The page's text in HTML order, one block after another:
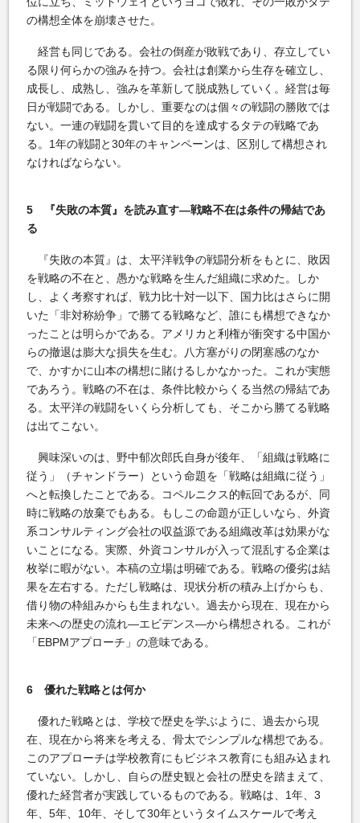
の構想全体を崩壊させた。
経営も同じである。会社の倒産が敗戦であり、存立してい
る限り何らかの強みを持つ。会社は創業から生存を確立し、
成長し、成熟し、強みを革新して脱成熟していく。経営は毎
日が戦闘である。しかし、重要なのは個々の戦闘の勝敗では
ない。一連の戦闘を貫いて目的を達成するタテの戦略であ
る。1年の戦闘と30年のキャンペーンは、区別して構想され
なければならない。
5 『失敗の本質』を読み直す―戦略不在は条件の帰結であ
る
『失敗の本質』は、太平洋戦争の戦闘分析をもとに、敗因
を戦略の不在と、愚かな戦略を生んだ組織に求めた。しか
し、よく考察すれば、戦力比十対一以下、国力比はさらに開
いた「非対称紛争」で勝てる戦略など、誰にも構想できなか
ったことは明らかである。アメリカと利権が衝突する中国か
らの撤退は膨大な損失を生む。八方塞がりの閉塞感のなか
で、かすかに山本の構想に賭けるしかなかった。これが実態
であろう。戦略の不在は、条件比較からくる当然の帰結であ
る。太平洋の戦闘をいくら分析しても、そこから勝てる戦略
は出てこない。
興味深いのは、野中郁次郎氏自身が後年、「組織は戦略に
従う」（チャンドラー）という命題を「戦略は組織に従う」
へと転換したことである。コペルニクス的転回であるが、同
時に戦略の放棄でもある。もしこの命題が正しいなら、外資
系コンサルティング会社の収益源である組織改革は効果がな
いことになる。実際、外資コンサルが入って混乱する企業は
枚挙に暇がない。本稿の立場は明確である。戦略の優劣は結
果を左右する。ただし戦略は、現状分析の積み上げからも、
借り物の枠組みからも生まれない。過去から現在、現在から
未来への歴史の流れ―エビデンス―から構想される。これが
「EBPMアプローチ」の意味である。
6 優れた戦略とは何か
優れた戦略とは、学校で歴史を学ぶように、過去から現
在、現在から将来を考える、骨太でシンプルな構想である。
このアプローチは学校教育にもビジネス教育にも組み込まれ
ていない。しかし、自らの歴史観と会社の歴史を踏まえて、
優れた経営者が実践しているものである。戦略は、1年、3
年、5年、10年、そして30年というタイムスケールで考え